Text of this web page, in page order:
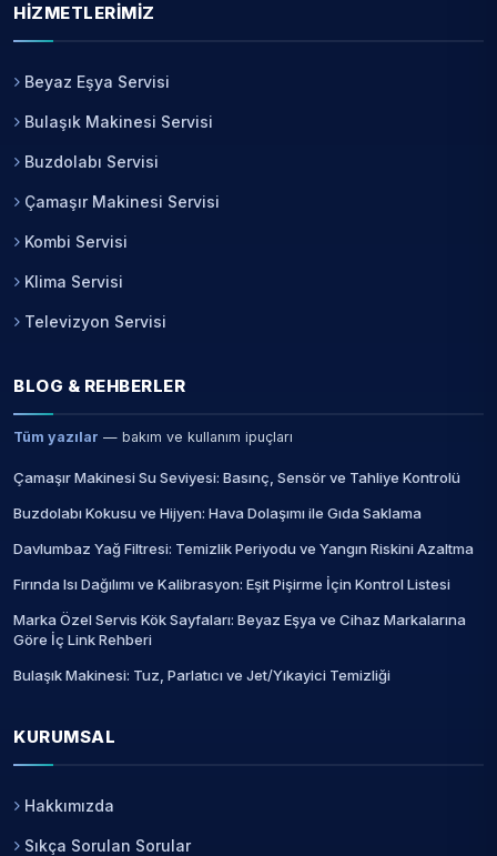
HIZMETLERIMIZ
Beyaz Eşya Servisi
Bulaşık Makinesi Servisi
Buzdolabı Servisi
Çamaşır Makinesi Servisi
Kombi Servisi
Klima Servisi
Televizyon Servisi
BLOG & REHBERLER
Tüm yazılar — bakım ve kullanım ipuçları
Çamaşır Makinesi Su Seviyesi: Basınç, Sensör ve Tahliye Kontrolü
Buzdolabı Kokusu ve Hijyen: Hava Dolaşımı ile Gıda Saklama
Davlumbaz Yağ Filtresi: Temizlik Periyodu ve Yangın Riskini Azaltma
Fırında Isı Dağılımı ve Kalibrasyon: Eşit Pişirme İçin Kontrol Listesi
Marka Özel Servis Kök Sayfaları: Beyaz Eşya ve Cihaz Markalarına
Göre İç Link Rehberi
Bulaşık Makinesi: Tuz, Parlatıcı ve Jet/Yıkayici Temizliği
KURUMSAL
Hakkımızda
Sıkça Sorulan Sorular